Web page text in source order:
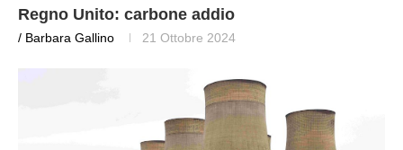
Regno Unito: carbone addio
/ Barbara Gallino 21 Ottobre 2024